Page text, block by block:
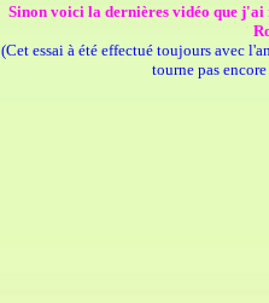
Sinon voici la dernières vidéo que j'ai
(Cet essai à été effectué toujours avec
tourne pas